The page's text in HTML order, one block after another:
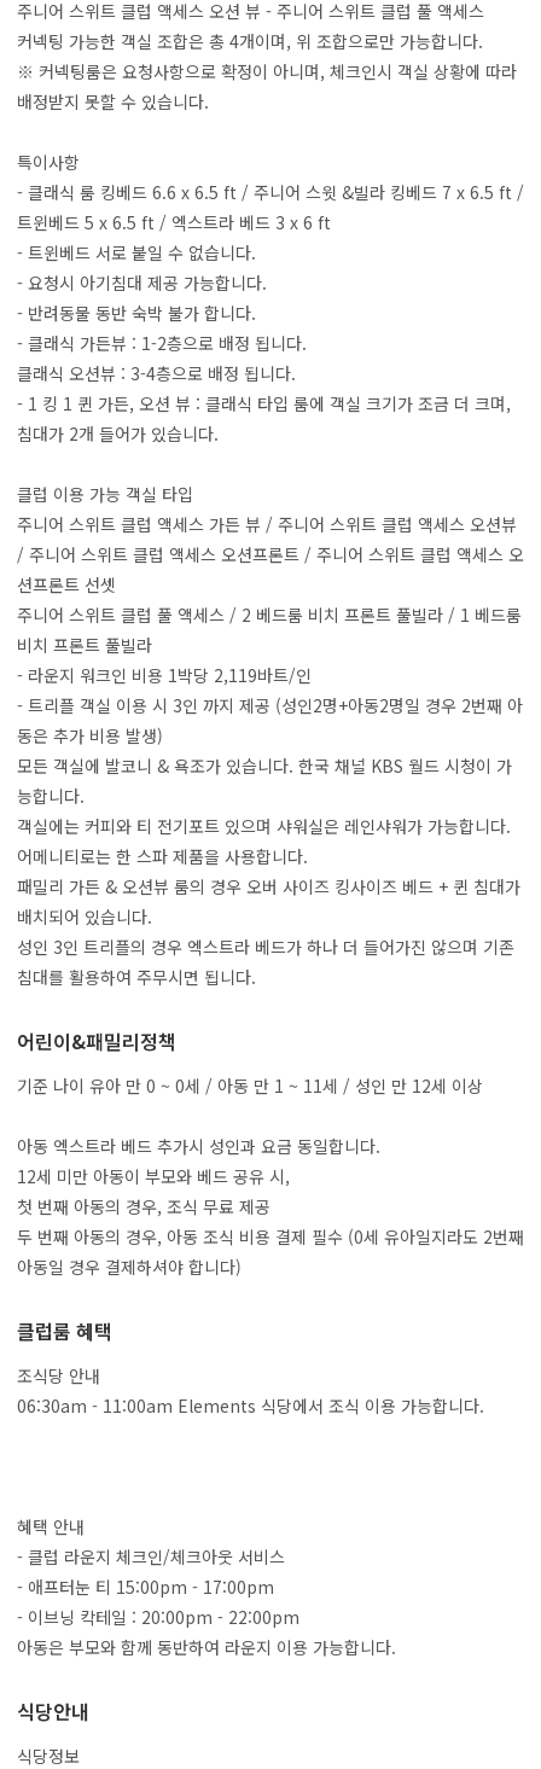
주니어 스위트 클럽 액세스 오션 뷰 - 주니어 스위트 클럽 풀 액세스
커넥팅 가능한 객실 조합은 총 4개이며, 위 조합으로만 가능합니다.
※ 커넥팅룸은 요청사항으로 확정이 아니며, 체크인시 객실 상황에 따라
배정받지 못할 수 있습니다.
특이사항
- 클래식 룸 킹베드 6.6 x 6.5 ft / 주니어 스윗 &빌라 킹베드 7 x 6.5 ft /
트윈베드 5 x 6.5 ft / 엑스트라 베드 3 x 6 ft
- 트윈베드 서로 붙일 수 없습니다.
- 요청시 아기침대 제공 가능합니다.
- 반려동물 동반 숙박 불가 합니다.
- 클래식 가든뷰 : 1-2층으로 배정 됩니다.
클래식 오션뷰 : 3-4층으로 배정 됩니다.
- 1 킹 1 퀸 가든, 오션 뷰 : 클래식 타입 룸에 객실 크기가 조금 더 크며,
침대가 2개 들어가 있습니다.
클럽 이용 가능 객실 타입
주니어 스위트 클럽 액세스 가든 뷰 / 주니어 스위트 클럽 액세스 오션뷰
/ 주니어 스위트 클럽 액세스 오션프론트 / 주니어 스위트 클럽 액세스 오
션프론트 선셋
주니어 스위트 클럽 풀 액세스 / 2 베드룸 비치 프론트 풀빌라 / 1 베드룸
비치 프론트 풀빌라
- 라운지 워크인 비용 1박당 2,119바트/인
- 트리플 객실 이용 시 3인 까지 제공 (성인2명+아동2명일 경우 2번째 아
동은 추가 비용 발생)
모든 객실에 발코니 & 욕조가 있습니다. 한국 채널 KBS 월드 시청이 가
능합니다.
객실에는 커피와 티 전기포트 있으며 샤워실은 레인샤워가 가능합니다.
어메니티로는 한 스파 제품을 사용합니다.
패밀리 가든 & 오션뷰 룸의 경우 오버 사이즈 킹사이즈 베드 + 퀸 침대가
배치되어 있습니다.
성인 3인 트리플의 경우 엑스트라 베드가 하나 더 들어가진 않으며 기존
침대를 활용하여 주무시면 됩니다.
어린이&패밀리정책
기준 나이 유아 만 0 ~ 0세 / 아동 만 1 ~ 11세 / 성인 만 12세 이상
아동 엑스트라 베드 추가시 성인과 요금 동일합니다.
12세 미만 아동이 부모와 베드 공유 시,
첫 번째 아동의 경우, 조식 무료 제공
두 번째 아동의 경우, 아동 조식 비용 결제 필수 (0세 유아일지라도 2번째
아동일 경우 결제하셔야 합니다)
클럽룸 혜택
조식당 안내
06:30am - 11:00am Elements 식당에서 조식 이용 가능합니다.
혜택 안내
- 클럽 라운지 체크인/체크아웃 서비스
- 애프터눈 티 15:00pm - 17:00pm
- 이브닝 칵테일 : 20:00pm - 22:00pm
아동은 부모와 함께 동반하여 라운지 이용 가능합니다.
식당안내
식당정보